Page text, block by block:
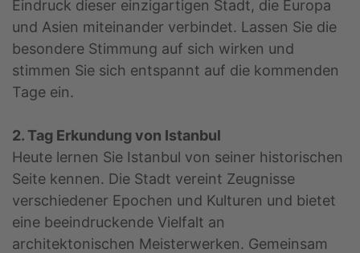
Eindruck dieser einzigartigen Stadt, die Europa
und Asien miteinander verbindet. Lassen Sie die
besondere Stimmung auf sich wirken und
stimmen Sie sich entspannt auf die kommenden
Tage ein.
2. Tag Erkundung von Istanbul
Heute lernen Sie Istanbul von seiner historischen
Seite kennen. Die Stadt vereint Zeugnisse
verschiedener Epochen und Kulturen und bietet
eine beeindruckende Vielfalt an
architektonischen Meisterwerken. Gemeinsam